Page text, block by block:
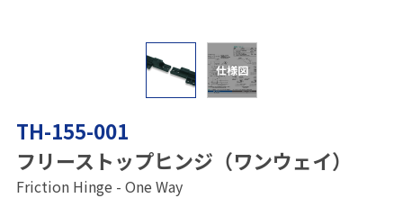
仕様図
TH-155-001
フリーストップヒンジ（ワンウェイ）
Friction Hinge - One Way